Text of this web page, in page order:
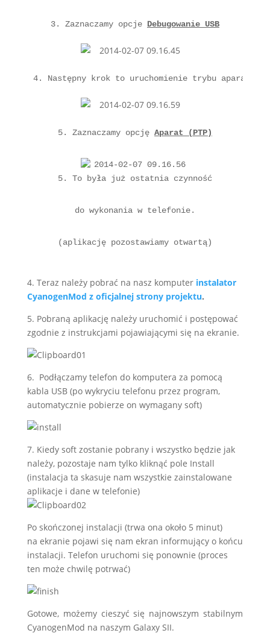
3. Zaznaczamy opcje Debugowanie USB
4. Następny krok to uruchomienie trybu aparatu
5. Zaznaczamy opcję Aparat (PTP)
5. To była już ostatnia czynność
do wykonania w telefonie.
(aplikację pozostawiamy otwartą)
4. Teraz należy pobrać na nasz komputer instalator
CyanogenMod z oficjalnej strony projektu.
5. Pobraną aplikację należy uruchomić i postępować
zgodnie z instrukcjami pojawiającymi się na ekranie.
6. Podłączamy telefon do komputera za pomocą
kabla USB (po wykryciu telefonu przez program,
automatycznie pobierze on wymagany soft)
7. Kiedy soft zostanie pobrany i wszystko będzie jak
należy, pozostaje nam tylko kliknąć pole Install
(instalacja ta skasuje nam wszystkie zainstalowane
aplikacje i dane w telefonie)
Po skończonej instalacji (trwa ona około 5 minut)
na ekranie pojawi się nam ekran informujący o końcu
instalacji. Telefon uruchomi się ponownie (proces
ten może chwilę potrwać)
Gotowe, możemy cieszyć się najnowszym stabilnym
CyanogenMod na naszym Galaxy SII.